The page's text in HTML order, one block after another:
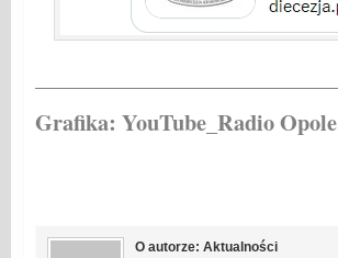
Grafika: YouTube_Radio Opole
O autorze: Aktualności